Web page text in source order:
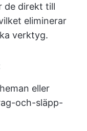
de direkt till
eliminerar
verktyg.
eller
och-släpp-